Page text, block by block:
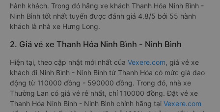
hành khách. Trong đó hãng xe khách Thanh Hóa Ninh Bình -
Ninh Bình tốt nhất tuyến được đánh giá 4.8/5 bởi 55 hành
khách là nhà xe Hưng Long.
2. Giá vé xe Thanh Hóa Ninh Bình - Ninh Bình
Hiện tại, theo cập nhật mới nhất của Vexere.com, giá vé xe
khách đi Ninh Bình - Ninh Bình từ Thanh Hóa có mức giá dao
động từ 110000 đồng - 590000 đồng. Trong đó, nhà xe
Thường Lan có giá vé rẻ nhất, chỉ 110000 đồng. Đặt vé xe
Thanh Hóa Ninh Bình - Ninh Bình chính hãng tại Vexere.com